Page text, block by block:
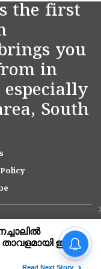
the first
you
in
South